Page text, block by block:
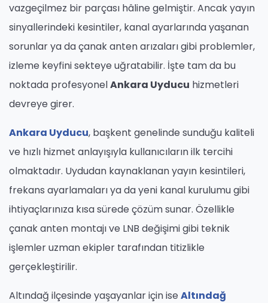
vazgeçilmez bir parçası hâline gelmiştir. Ancak yayın
sinyallerindeki kesintiler, kanal ayarlarında yaşanan
sorunlar ya da çanak anten arızaları gibi problemler,
izleme keyfini sekteye uğratabilir. İşte tam da bu
noktada profesyonelAnkara Uyducu hizmetleri
devreye girer.
Ankara Uyducu, başkent genelinde sunduğu kaliteli
ve hızlı hizmet anlayışıyla kullanıcıların ilk tercihi
olmaktadır. Uydudan kaynaklanan yayın kesintileri,
frekans ayarlamaları ya da yeni kanal kurulumu gibi
ihtiyaçlarınıza kısa sürede çözüm sunar. Özellikle
çanak anten montajı ve LNB değişimi gibi teknik
işlemler uzman ekipler tarafından titizlikle
gerçekleştirilir.
Altındağ ilçesinde yaşayanlar için ise Altındağ